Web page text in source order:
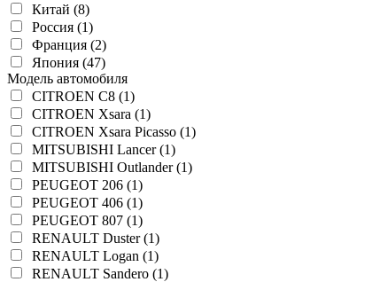
Китай (8)
Россия (1)
Франция (2)
Япония (47)
Модель автомобиля
CITROEN C8 (1)
CITROEN Xsara (1)
CITROEN Xsara Picasso (1)
MITSUBISHI Lancer (1)
MITSUBISHI Outlander (1)
PEUGEOT 206 (1)
PEUGEOT 406 (1)
PEUGEOT 807 (1)
RENAULT Duster (1)
RENAULT Logan (1)
RENAULT Sandero (1)